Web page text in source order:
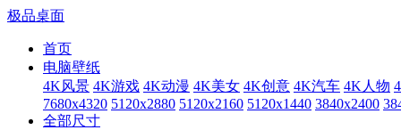
极品桌面
首页
电脑壁纸
4K风景 4K游戏 4K动漫 4K美女 4K创意 4K汽车 4K人物
7680x4320 5120x2880 5120x2160 5120x1440 3840x2400
全部尺寸